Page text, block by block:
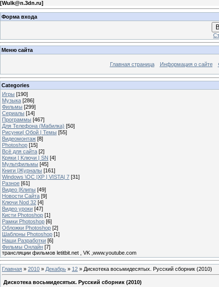
[Wulk@n.3dn.ru]
Форма входа
Меню сайта
Главная страница Информация о сайте
Categories
Игры [190]
Музыка [286]
Фильмы [299]
Сериалы [14]
Программы [467]
Для Телефона (Мабилка) [50]
Рисунки| Обой | Темы [55]
Видеомонтаж [8]
Photoshop [15]
Всё для сайта [2]
Кряки | Kлючи | SN [4]
Мультфильмы [45]
Книги |Журналы [161]
Windows \OC |XP | VISTA| 7 [31]
Разное [61]
Видео |Клипы [49]
Новости Сайта [9]
Ключи Nod 32 [4]
Видео уроки [47]
Кисти Photoshop [1]
Рамки Photoshop [6]
Обложки Photoshop [2]
Шаблоны Photoshop [1]
Наши Разработки [6]
Фильмы Онлайн [7]
трансляции фильмов letitbit.net , VK ,www.youtube.com
Главная » 2010 » Декабрь » 12 » Дискотека восьмидесятых. Русский сборник (2010)
Дискотека восьмидесятых. Русский сборник (2010)